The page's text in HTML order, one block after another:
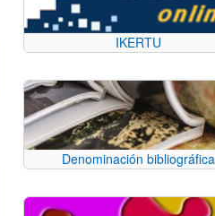
IKERTU
Denominación bibliográfica